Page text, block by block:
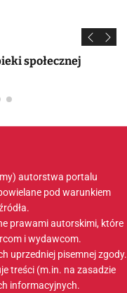
społecznej
autorstwa portalu
pod warunkiem
prawami autorskimi, które
i wydawcom.
uprzedniej pisemnej zgody.
treści (m.in. na zasadzie
informacyjnych.